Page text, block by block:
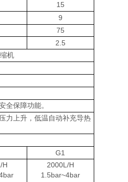
15
9
75
2.5
机
全保障功能。
力上升，低温自动补充导热
G1
H
2000L/H
1.5bar~4bar